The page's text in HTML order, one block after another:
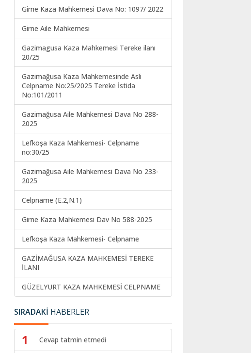
Girne Kaza Mahkemesi Dava No: 1097/ 2022
Girne Aile Mahkemesi
Gazimagusa Kaza Mahkemesi Tereke ilanı
20/25
Gazimağusa Kaza Mahkemesinde Asli
Celpname No:25/2025 Tereke İstida
No:101/2011
Gazimağusa Aile Mahkemesi Dava No 288-
2025
Lefkoşa Kaza Mahkemesi- Celpname
no:30/25
Gazimağusa Aile Mahkemesi Dava No 233-
2025
Celpname (E.2,N.1)
Girne Kaza Mahkemesi Dav No 588-2025
Lefkoşa Kaza Mahkemesi- Celpname
GAZİMAĞUSA KAZA MAHKEMESİ TEREKE
İLANI
GÜZELYURT KAZA MAHKEMESİ CELPNAME
SIRADAKİ HABERLER
1 Cevap tatmin etmedi